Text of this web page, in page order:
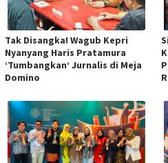
Tak Disangka! Wagub Kepri
Nyanyang Haris Pratamura
‘Tumbangkan’ Jurnalis di Meja
Domino